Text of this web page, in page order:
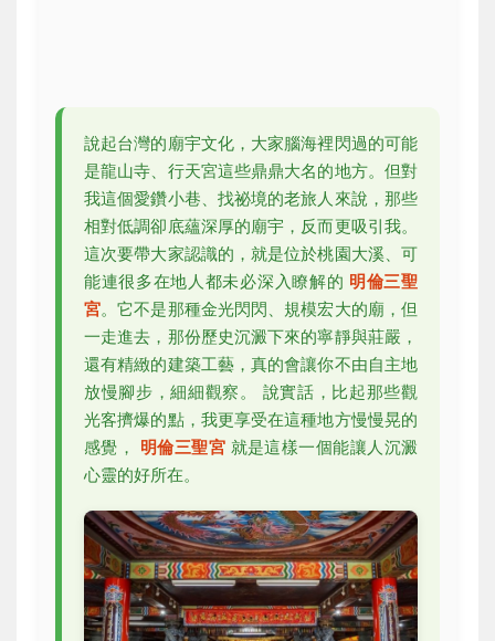
說起台灣的廟宇文化，大家腦海裡閃過的可能
是龍山寺、行天宮這些鼎鼎大名的地方。但對
我這個愛鑽小巷、找祕境的老旅人來說，那些
相對低調卻底蘊深厚的廟宇，反而更吸引我。
這次要帶大家認識的，就是位於桃園大溪、可
能連很多在地人都未必深入瞭解的 明倫三聖
宮。它不是那種金光閃閃、規模宏大的廟，但
一走進去，那份歷史沉澱下來的寧靜與莊嚴，
還有精緻的建築工藝，真的會讓你不由自主地
放慢腳步，細細觀察。 說實話，比起那些觀
光客擠爆的點，我更享受在這種地方慢慢晃的
感覺， 明倫三聖宮 就是這樣一個能讓人沉澱
心靈的好所在。